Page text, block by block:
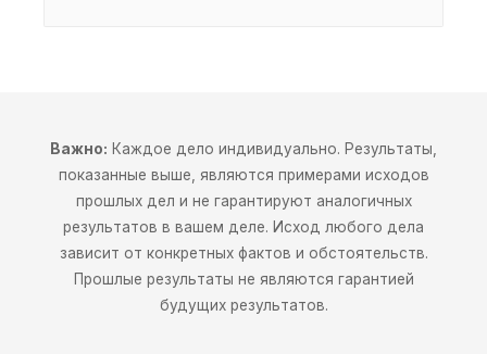
Важно: Каждое дело индивидуально. Результаты,
показанные выше, являются примерами исходов
прошлых дел и не гарантируют аналогичных
результатов в вашем деле. Исход любого дела
зависит от конкретных фактов и обстоятельств.
Прошлые результаты не являются гарантией
будущих результатов.